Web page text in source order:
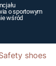
o sportowym
wśród
shoes